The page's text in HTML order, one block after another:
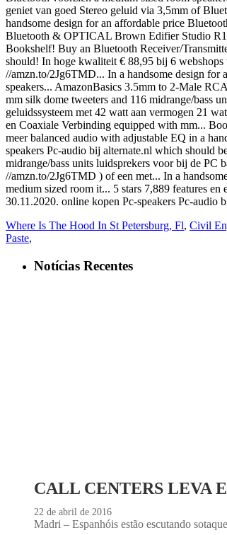
Where Is The Hood In St Petersburg, Fl, Civil
Paste,
Notícias Recentes
CALL CENTERS LEVA
22 de abril de 2016
Madri – Espanhóis estão escutando